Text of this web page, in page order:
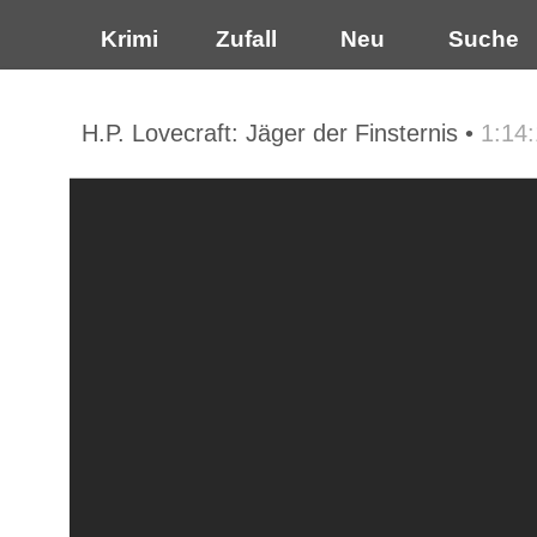
Krimi Zufall Neu Suche
H.P. Lovecraft: Jäger der Finsternis •